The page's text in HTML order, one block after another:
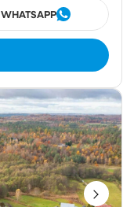
WHATSAPP